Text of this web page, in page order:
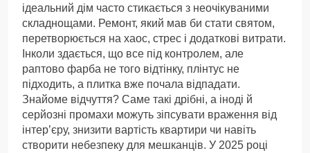
ідеальний дім часто стикається з неочікуваними
складнощами. Ремонт, який мав би стати святом,
перетворюється на хаос, стрес і додаткові витрати.
Інколи здається, що все під контролем, але
раптово фарба не того відтінку, плінтус не
підходить, а плитка вже почала відпадати.
Знайоме відчуття? Саме такі дрібні, а іноді й
серйозні промахи можуть зіпсувати враження від
інтер’єру, знизити вартість квартири чи навіть
створити небезпеку для мешканців. У 2025 році